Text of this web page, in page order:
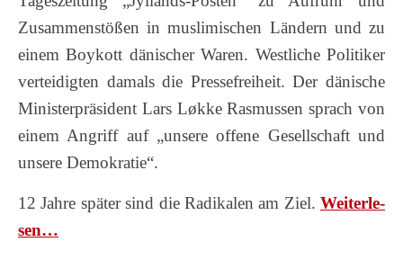
Zusammenstößen in muslimischen Ländern und zu
einem Boykott dänischer Waren. Westliche Politiker
verteidigten damals die Pressefreiheit. Der dänische
Ministerpräsident Lars Løkke Rasmussen sprach von
einem Angriff auf „unsere offene Gesellschaft und
unsere Demokratie“.
12 Jahre später sind die Radikalen am Ziel. Wei­ter­le­
sen…